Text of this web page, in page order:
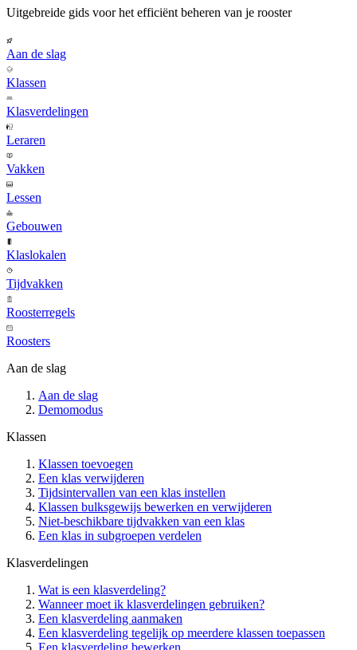
Uitgebreide gids voor het efficiënt beheren van je rooster
Aan de slag
Klassen
Klasverdelingen
Leraren
Vakken
Lessen
Gebouwen
Klaslokalen
Tijdvakken
Roosterregels
Roosters
Aan de slag
Aan de slag
Demomodus
Klassen
Klassen toevoegen
Een klas verwijderen
Tijdsintervallen van een klas instellen
Klassen bulksgewijs bewerken en verwijderen
Niet-beschikbare tijdvakken van een klas
Een klas in subgroepen verdelen
Klasverdelingen
Wat is een klasverdeling?
Wanneer moet ik klasverdelingen gebruiken?
Een klasverdeling aanmaken
Een klasverdeling tegelijk op meerdere klassen toepassen
Een klasverdeling bewerken